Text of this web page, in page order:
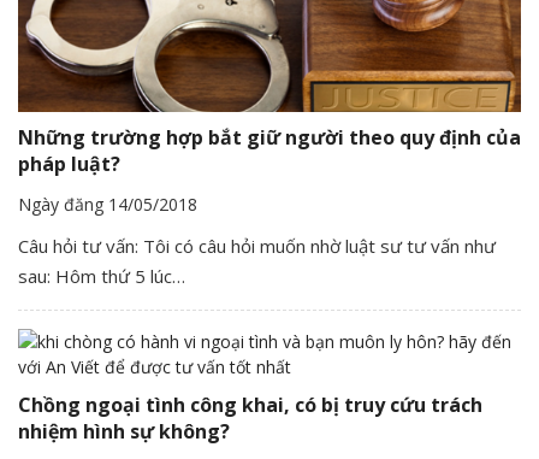
Những trường hợp bắt giữ người theo quy định của
pháp luật?
Ngày đăng 14/05/2018
Câu hỏi tư vấn: Tôi có câu hỏi muốn nhờ luật sư tư vấn như
sau: Hôm thứ 5 lúc…
Chồng ngoại tình công khai, có bị truy cứu trách
nhiệm hình sự không?